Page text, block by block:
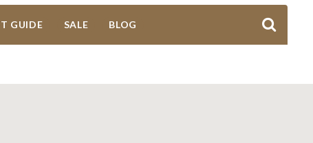
GUIDE SALE BLOG